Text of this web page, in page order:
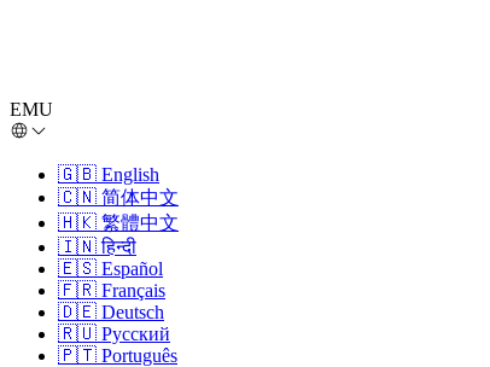
EMU
🇬🇧 English
🇨🇳 简体中文
🇭🇰 繁體中文
🇮🇳 हिन्दी
🇪🇸 Español
🇫🇷 Français
🇩🇪 Deutsch
🇷🇺 Русский
🇵🇹 Português